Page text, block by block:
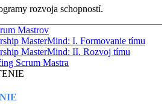
rozvoja schopností.
Mastrov
MasterMind: I. Formovanie tímu
MasterMind: II. Rozvoj tímu
Scrum Mastra